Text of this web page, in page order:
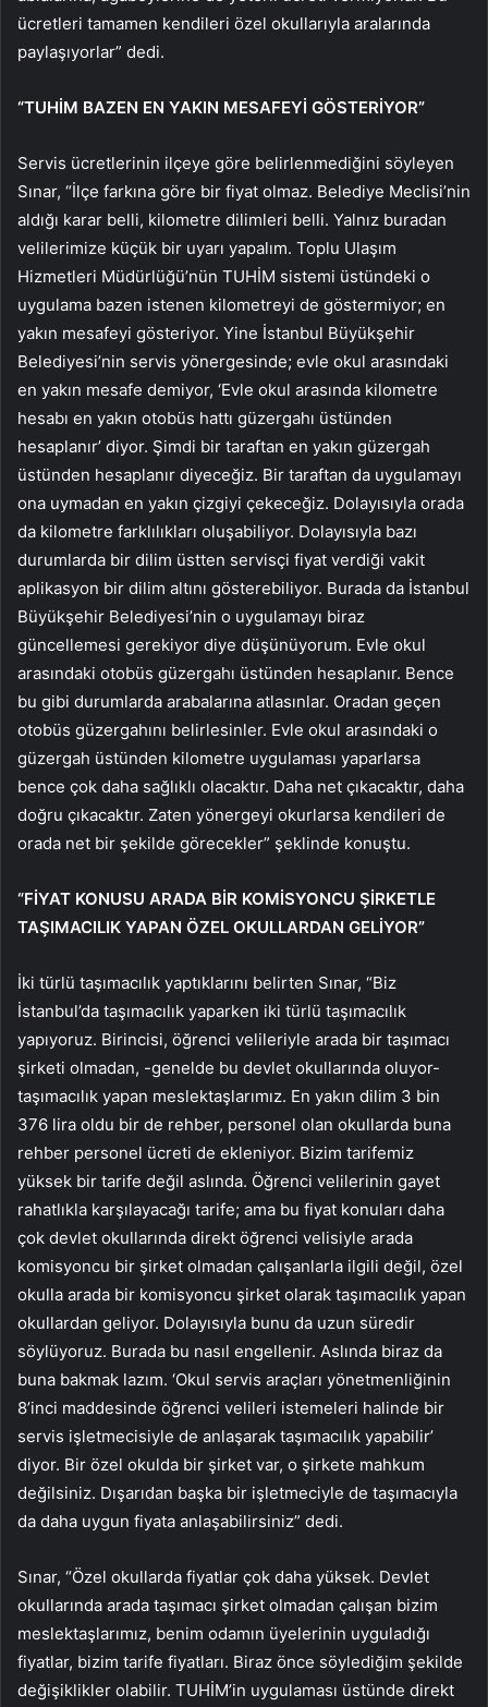
ücretleri tamamen kendileri özel okullarıyla aralarında
paylaşıyorlar” dedi.
“TUHİM BAZEN EN YAKIN MESAFEYİ GÖSTERİYOR”
Servis ücretlerinin ilçeye göre belirlenmediğini söyleyen
Sınar, “İlçe farkına göre bir fiyat olmaz. Belediye Meclisi’nin
aldığı karar belli, kilometre dilimleri belli. Yalnız buradan
velilerimize küçük bir uyarı yapalım. Toplu Ulaşım
Hizmetleri Müdürlüğü’nün TUHİM sistemi üstündeki o
uygulama bazen istenen kilometreyi de göstermiyor; en
yakın mesafeyi gösteriyor. Yine İstanbul Büyükşehir
Belediyesi’nin servis yönergesinde; evle okul arasındaki
en yakın mesafe demiyor, ‘Evle okul arasında kilometre
hesabı en yakın otobüs hattı güzergahı üstünden
hesaplanır’ diyor. Şimdi bir taraftan en yakın güzergah
üstünden hesaplanır diyeceğiz. Bir taraftan da uygulamayı
ona uymadan en yakın çizgiyi çekeceğiz. Dolayısıyla orada
da kilometre farklılıkları oluşabiliyor. Dolayısıyla bazı
durumlarda bir dilim üstten servisçi fiyat verdiği vakit
aplikasyon bir dilim altını gösterebiliyor. Burada da İstanbul
Büyükşehir Belediyesi’nin o uygulamayı biraz
güncellemesi gerekiyor diye düşünüyorum. Evle okul
arasındaki otobüs güzergahı üstünden hesaplanır. Bence
bu gibi durumlarda arabalarına atlasınlar. Oradan geçen
otobüs güzergahını belirlesinler. Evle okul arasındaki o
güzergah üstünden kilometre uygulaması yaparlarsa
bence çok daha sağlıklı olacaktır. Daha net çıkacaktır, daha
doğru çıkacaktır. Zaten yönergeyi okurlarsa kendileri de
orada net bir şekilde görecekler” şeklinde konuştu.
“FİYAT KONUSU ARADA BİR KOMİSYONCU ŞİRKETLE
TAŞIMACILIK YAPAN ÖZEL OKULLARDAN GELİYOR”
İki türlü taşımacılık yaptıklarını belirten Sınar, “Biz
İstanbul’da taşımacılık yaparken iki türlü taşımacılık
yapıyoruz. Birincisi, öğrenci velileriyle arada bir taşımacı
şirketi olmadan, -genelde bu devlet okullarında oluyor-
taşımacılık yapan meslektaşlarımız. En yakın dilim 3 bin
376 lira oldu bir de rehber, personel olan okullarda buna
rehber personel ücreti de ekleniyor. Bizim tarifemiz
yüksek bir tarife değil aslında. Öğrenci velilerinin gayet
rahatlıkla karşılayacağı tarife; ama bu fiyat konuları daha
çok devlet okullarında direkt öğrenci velisiyle arada
komisyoncu bir şirket olmadan çalışanlarla ilgili değil, özel
okulla arada bir komisyoncu şirket olarak taşımacılık yapan
okullardan geliyor. Dolayısıyla bunu da uzun süredir
söylüyoruz. Burada bu nasıl engellenir. Aslında biraz da
buna bakmak lazım. ‘Okul servis araçları yönetmenliğinin
8’inci maddesinde öğrenci velileri istemeleri halinde bir
servis işletmecisiyle de anlaşarak taşımacılık yapabilir’
diyor. Bir özel okulda bir şirket var, o şirkete mahkum
değilsiniz. Dışarıdan başka bir işletmeciyle de taşımacıyla
da daha uygun fiyata anlaşabilirsiniz” dedi.
Sınar, “Özel okullarda fiyatlar çok daha yüksek. Devlet
okullarında arada taşımacı şirket olmadan çalışan bizim
meslektaşlarımız, benim odamın üyelerinin uyguladığı
fiyatlar, bizim tarife fiyatları. Biraz önce söylediğim şekilde
değişiklikler olabilir. TUHİM’in uygulaması üstünde direkt